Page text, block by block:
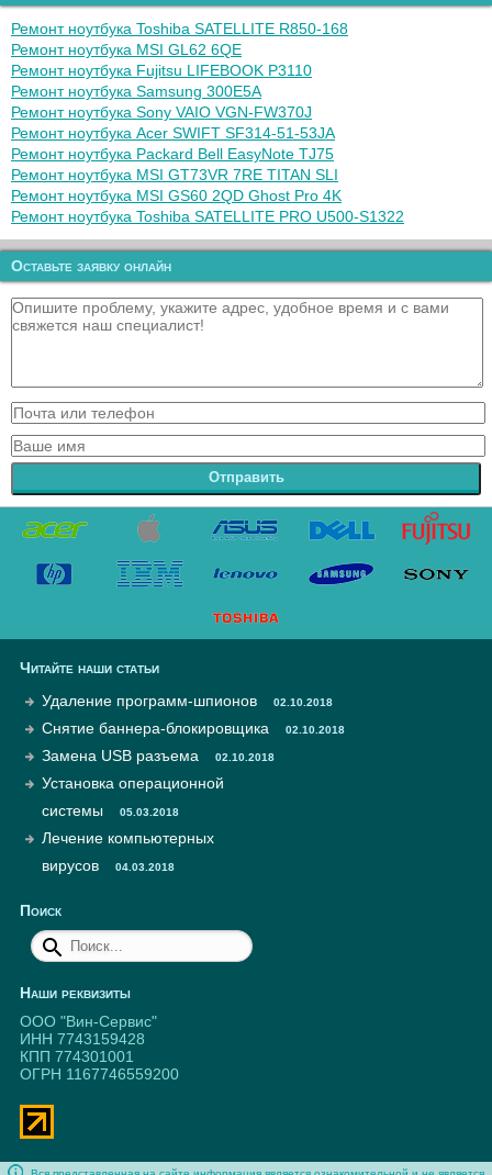
Ремонт ноутбука Toshiba SATELLITE R850-168
Ремонт ноутбука MSI GL62 6QE
Ремонт ноутбука Fujitsu LIFEBOOK P3110
Ремонт ноутбука Samsung 300E5A
Ремонт ноутбука Sony VAIO VGN-FW370J
Ремонт ноутбука Acer SWIFT SF314-51-53JA
Ремонт ноутбука Packard Bell EasyNote TJ75
Ремонт ноутбука MSI GT73VR 7RE TITAN SLI
Ремонт ноутбука MSI GS60 2QD Ghost Pro 4K
Ремонт ноутбука Toshiba SATELLITE PRO U500-S1322
Оставьте заявку онлайн
Отправить
Читайте наши статьи
Удаление программ-шпионов
02.10.2018
Снятие баннера-блокировщика 02.10.2018
Замена USB разъема 02.10.2018
Установка операционной
системы
05.03.2018
Лечение компьютерных
вирусов
04.03.2018
Поиск
Наши реквизиты
ООО "Вин-Сервис"
ИНН 7743159428
КПП 774301001
ОГРН 1167746559200